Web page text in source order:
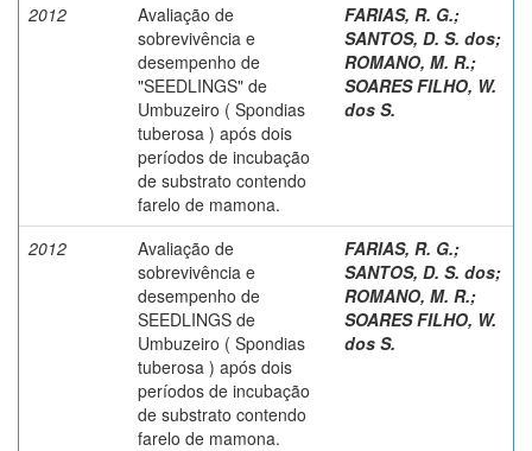
2012
Avaliação de
sobrevivência e
desempenho de
"SEEDLINGS" de
Umbuzeiro ( Spondias
tuberosa ) após dois
períodos de incubação
de substrato contendo
farelo de mamona.
FARIAS, R. G.;
SANTOS, D. S. dos;
ROMANO, M. R.;
SOARES FILHO, W.
dos S.
2012
Avaliação de
sobrevivência e
desempenho de
SEEDLINGS de
Umbuzeiro ( Spondias
tuberosa ) após dois
períodos de incubação
de substrato contendo
farelo de mamona.
FARIAS, R. G.;
SANTOS, D. S. dos;
ROMANO, M. R.;
SOARES FILHO, W.
dos S.